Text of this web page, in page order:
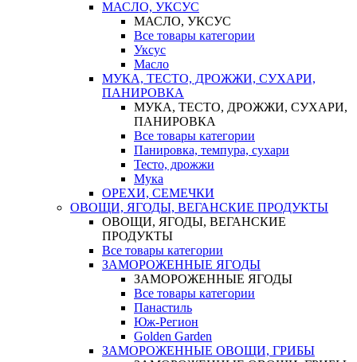
МАСЛО, УКСУС
МАСЛО, УКСУС
Все товары категории
Уксус
Масло
МУКА, ТЕСТО, ДРОЖЖИ, СУХАРИ,
ПАНИРОВКА
МУКА, ТЕСТО, ДРОЖЖИ, СУХАРИ,
ПАНИРОВКА
Все товары категории
Панировка, темпура, сухари
Тесто, дрожжи
Мука
ОРЕХИ, СЕМЕЧКИ
ОВОЩИ, ЯГОДЫ, ВЕГАНСКИЕ ПРОДУКТЫ
ОВОЩИ, ЯГОДЫ, ВЕГАНСКИЕ
ПРОДУКТЫ
Все товары категории
ЗАМОРОЖЕННЫЕ ЯГОДЫ
ЗАМОРОЖЕННЫЕ ЯГОДЫ
Все товары категории
Панастиль
Юж-Регион
Golden Garden
ЗАМОРОЖЕННЫЕ ОВОЩИ, ГРИБЫ